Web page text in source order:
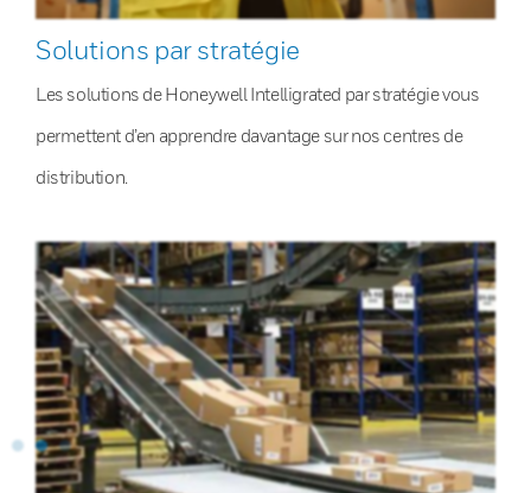
Solutions par stratégie
Les solutions de Honeywell Intelligrated par stratégie vous
permettent d’en apprendre davantage sur nos centres de
distribution.